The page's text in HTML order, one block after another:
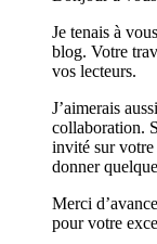
Je tenais à
blog. Votre
vos lecteurs.
J’aimerais
collaboration.
invité sur votre
donner
Merci
pour votre